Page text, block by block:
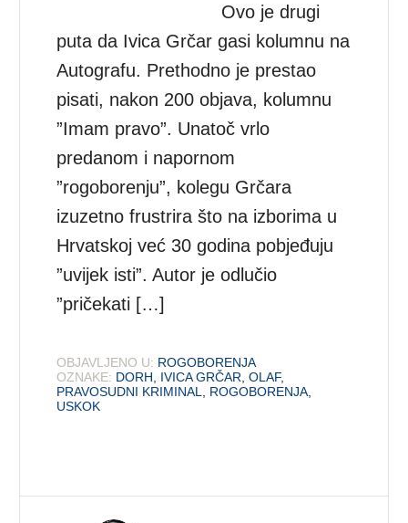
Ovo je drugi
puta da Ivica Grčar gasi kolumnu na
Autografu. Prethodno je prestao
pisati, nakon 200 objava, kolumnu
”Imam pravo”. Unatoč vrlo
predanom i napornom
”rogoborenju”, kolegu Grčara
izuzetno frustrira što na izborima u
Hrvatskoj već 30 godina pobjeđuju
”uvijek isti”. Autor je odlučio
”pričekati […]
OBJAVLJENO U: ROGOBORENJA
OZNAKE: DORH IVICA GRČAR ,OLAF,
PRAVOSUDNI KRIMINAL
ROGOBORENJA
USKOK